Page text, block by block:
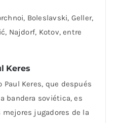
Boleslavski, Geller,
Najdorf, Kotov, entre
Keres
Paul Keres, que después
bandera soviética, es
jugadores de la